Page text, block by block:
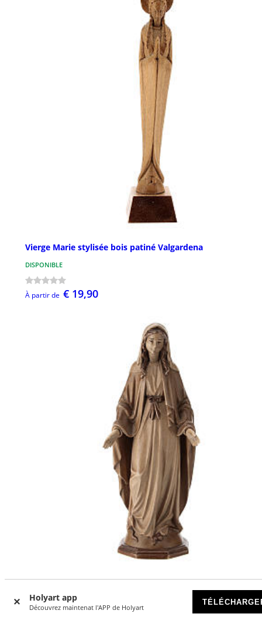
Holyart app
Découvrez maintenat l'APP de Holyart
Vierge Marie stylisée bois patiné Valgardena
DISPONIBLE
À partir de € 19,90
DISPONIBLE